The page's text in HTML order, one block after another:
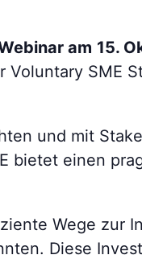
am 15.
SME
und mit
bietet einen
Wege zur
Diese